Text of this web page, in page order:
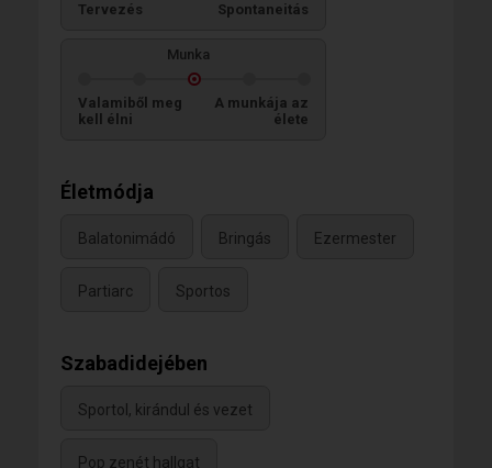
Tervezés Spontaneitás
Munka
Valamiből meg
kell élni
A munkája az
élete
Életmódja
Balatonimádó Bringás Ezermester
Partiarc Sportos
Szabadidejében
Sportol, kirándul és vezet
Pop zenét hallgat